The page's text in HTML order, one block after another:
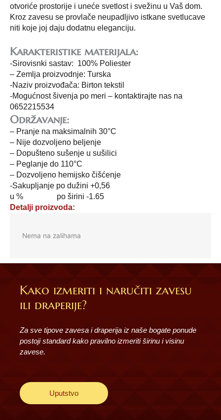
otvoriće prostorije i uneće svetlost i svežinu u Vaš dom.
Kroz zavesu se provlače neupadljivo istkane svetlucave
niti koje joj daju dodatnu eleganciju.
Karakteristike materijala:
-Sirovisnki sastav: 100% Poliester
– Zemlja proizvodnje: Turska
-Naziv proizvođača: Birton tekstil
-Mogućnost šivenja po meri – kontaktirajte nas na
0652215534
Održavanje:
– Pranje na maksimalnih 30°C
– Nije dozvoljeno beljenje
– Dopušteno sušenje u sušilici
– Peglanje do 110°C
– Dozvoljeno hemijsko čišćenje
-Sakupljanje po dužini +0,56
u % po širini -1.65
Detalji proizvoda:
Nema na zalihama
Kako izmeriti i naručiti zavesu
ili draperije?
Za sve tipove zavesa i draperija iz naše bogate ponude
postoji standard kako pravilno izmeriti širinu i visinu
zavese.
Uputstvo